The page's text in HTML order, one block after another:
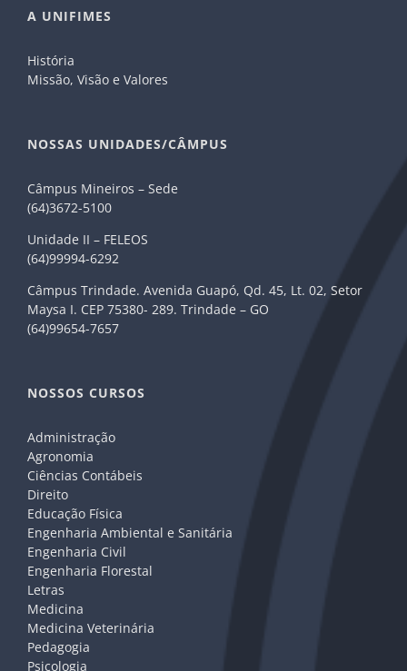
A UNIFIMES
História
Missão, Visão e Valores
NOSSAS UNIDADES/CÂMPUS
Câmpus Mineiros – Sede
(64)3672-5100
Unidade II – FELEOS
(64)99994-6292
Câmpus Trindade. Avenida Guapó, Qd. 45, Lt. 02, Setor
Maysa I. CEP 75380- 289. Trindade – GO
(64)99654-7657
NOSSOS CURSOS
Administração
Agronomia
Ciências Contábeis
Direito
Educação Física
Engenharia Ambiental e Sanitária
Engenharia Civil
Engenharia Florestal
Letras
Medicina
Medicina Veterinária
Pedagogia
Psicologia